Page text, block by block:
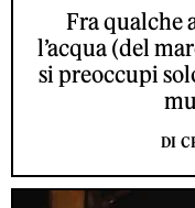
Fra qualche
l’acqua (del
si preoccupi
DI